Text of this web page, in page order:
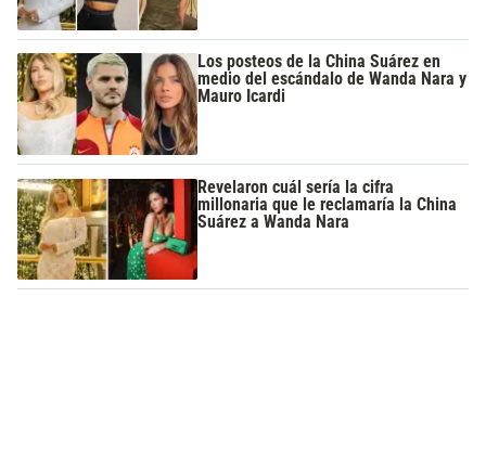
Los posteos de la China Suárez en
medio del escándalo de Wanda Nara y
Mauro Icardi
Revelaron cuál sería la cifra
millonaria que le reclamaría la China
Suárez a Wanda Nara